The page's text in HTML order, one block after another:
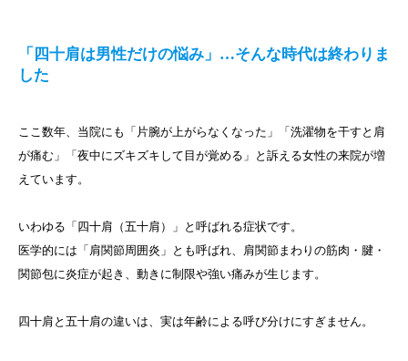
「四十肩は男性だけの悩み」…そんな時代は終わりま
した
ここ数年、当院にも「片腕が上がらなくなった」「洗濯物を干すと肩
が痛む」「夜中にズキズキして目が覚める」と訴える女性の来院が増
えています。
いわゆる「四十肩（五十肩）」と呼ばれる症状です。
医学的には「肩関節周囲炎」とも呼ばれ、肩関節まわりの筋肉・腱・
関節包に炎症が起き、動きに制限や強い痛みが生じます。
四十肩と五十肩の違いは、実は年齢による呼び分けにすぎません。